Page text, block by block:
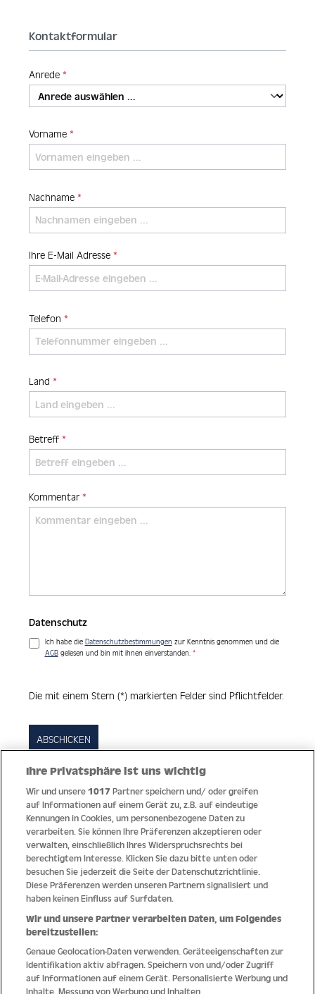
Kontaktformular
Anrede *
Vorname *
Nachname *
Ihre E-Mail Adresse *
Telefon *
Land *
Betreff *
Kommentar *
Datenschutz
Ich habe die Datenschutzbestimmungen zur Kenntnis genommen und die
AGBgelesen und bin mit ihnen einverstanden. *
Die mit einem Stern (*) markierten Felder sind Pflichtfelder.
ABSCHICKEN
Quick Links
Hilfe
Unternehmen
Socials
Zahlungsmethoden
Erfahren Sie Neuheiten als Erstes
Aus Österreich in die Welt
Ihre Privatsphäre ist uns wichtig
Wir und unsere1017 Partner speichern und/ oder greifen
auf Informationen auf einem Gerät zu, z.B. auf eindeutige
Kennungen in Cookies, um personenbezogene Daten zu
verarbeiten. Sie können Ihre Präferenzen akzeptieren oder
verwalten, einschließlich Ihres Widerspruchsrechts bei
berechtigtem Interesse. Klicken Sie dazu bitte unten oder
besuchen Sie jederzeit die Seite der Datenschutzrichtlinie.
Diese Präferenzen werden unseren Partnern signalisiert und
haben keinen Einfluss auf Surfdaten.
Wir und unsere Partner verarbeiten Daten, um Folgendes
bereitzustellen:
Genaue Geolocation-Daten verwenden. Geräteeigenschaften zur
Identifikation aktiv abfragen. Speichern von und/oder Zugriff
auf Informationen auf einem Gerät. Personalisierte Werbung und
Inhalte, Messung von Werbung und Inhalten,